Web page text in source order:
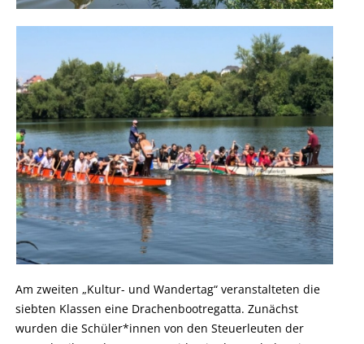
Am zweiten „Kultur- und Wandertag“ veranstalteten die
siebten Klassen eine Drachenbootregatta. Zunächst
wurden die Schüler*innen von den Steuerleuten der